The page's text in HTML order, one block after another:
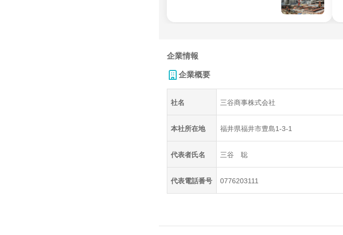
企業情報
企業概要
社名 三谷商事株式会社
本社所在地 福井県福井市豊島1‐3‐1
代表者氏名 三谷 聡
代表電話番号 0776203111